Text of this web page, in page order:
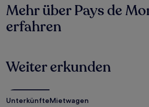
Mehr über Pays de
erfahren
Weiter erkunden
UnterkünfteMietwagen